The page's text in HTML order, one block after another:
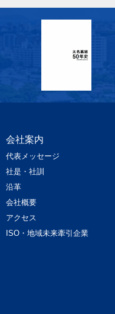
会社案内
代表メッセージ
社是・社訓
沿革
会社概要
アクセス
ISO・地域未来牽引企業